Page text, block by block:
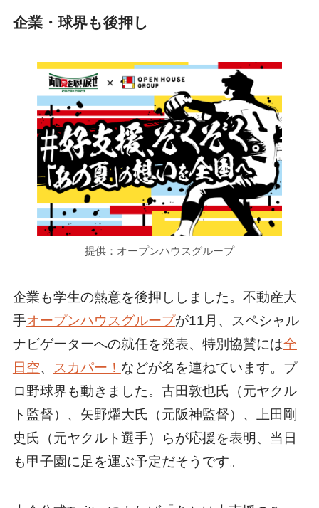
企業・球界も後押し
提供：オープンハウスグループ
企業も学生の熱意を後押ししました。不動産大
手オープンハウスグループが11月、スペシャル
ナビゲーターへの就任を発表、特別協賛には全
日空、 スカパー！ などが名を連ねています。プ
ロ野球界も動きました。古田敦也氏（元ヤクル
ト監督）、矢野燿大氏（元阪神監督）、上田剛
史氏（元ヤクルト選手）らが応援を表明、当日
も甲子園に足を運ぶ予定だそうです。